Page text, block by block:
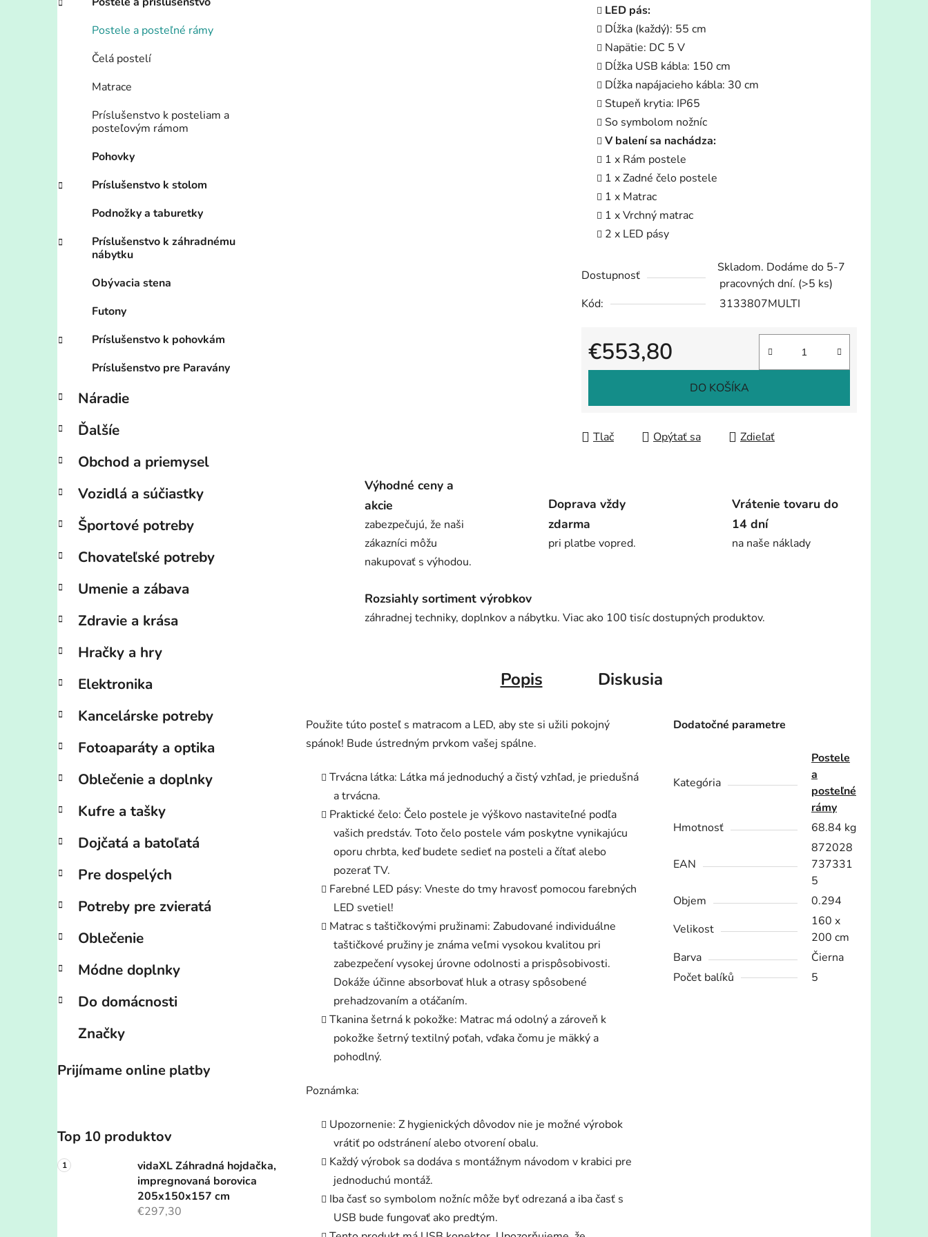
Postele a posteľné rámy
Čelá postelí
Matrace
Príslušenstvo k posteliam a
posteľovým rámom
Pohovky
Príslušenstvo k stolom
Podnožky a taburetky
Príslušenstvo k záhradnému
nábytku
Obývacia stena
Futony
Príslušenstvo k pohovkám
Príslušenstvo pre Paravány
Náradie
Ďalšíe
Obchod a priemysel
Vozidlá a súčiastky
Športové potreby
Chovateľské potreby
Umenie a zábava
Zdravie a krása
Hračky a hry
Elektronika
Kancelárske potreby
Fotoaparáty a optika
Oblečenie a doplnky
Kufre a tašky
Dojčatá a batoľatá
Pre dospelých
Potreby pre zvieratá
Oblečenie
Módne doplnky
Do domácnosti
Značky
Prijímame online platby
Top 10 produktov
vidaXL Záhradná hojdačka,
impregnovaná borovica
205x150x157 cm
€297,30
LED pás:
Dĺžka (každý): 55 cm
Napätie: DC 5 V
Dĺžka USB kábla: 150 cm
Dĺžka napájacieho kábla: 30 cm
Stupeň krytia: IP65
So symbolom nožníc
V balení sa nachádza:
1 x Rám postele
1 x Zadné čelo postele
1 x Matrac
1 x Vrchný matrac
2 x LED pásy
Dostupnosť
Skladom. Dodáme do 5-7
pracovných dní. (>5 ks)
Kód:
3133807MULTI
€553,80
Jednotková cena:
DO KOŠÍKA
Tlač Opýtať sa Zdieľať
Výhodné ceny a
akcie
zabezpečujú, že naši
zákazníci môžu
nakupovať s výhodou.
Doprava vždy
zdarma
pri platbe vopred.
Vrátenie tovaru do
14 dní
na naše náklady
Rozsiahly sortiment výrobkov
záhradnej techniky, doplnkov a nábytku. Viac ako 100 tisíc dostupných produktov.
Popis Diskusia
Použite túto posteľ s matracom a LED, aby ste si užili pokojný
spánok! Bude ústredným prvkom vašej spálne.
Trvácna látka: Látka má jednoduchý a čistý vzhľad, je priedušná
a trvácna.
Praktické čelo: Čelo postele je výškovo nastaviteľné podľa
vašich predstáv. Toto čelo postele vám poskytne vynikajúcu
oporu chrbta, keď budete sedieť na posteli a čítať alebo
pozerať TV.
Farebné LED pásy: Vneste do tmy hravosť pomocou farebných
LED svetiel!
Matrac s taštičkovými pružinami: Zabudované individuálne
taštičkové pružiny je známa veľmi vysokou kvalitou pri
zabezpečení vysokej úrovne odolnosti a prispôsobivosti.
Dokáže účinne absorbovať hluk a otrasy spôsobené
prehadzovaním a otáčaním.
Tkanina šetrná k pokožke: Matrac má odolný a zároveň k
pokožke šetrný textilný poťah, vďaka čomu je mäkký a
pohodlný.
Poznámka:
Upozornenie: Z hygienických dôvodov nie je možné výrobok
vrátiť po odstránení alebo otvorení obalu.
Každý výrobok sa dodáva s montážnym návodom v krabici pre
jednoduchú montáž.
Iba časť so symbolom nožníc môže byť odrezaná a iba časť s
USB bude fungovať ako predtým.
Dodatočné parametre
Kategória
Postele
a
posteľné
rámy
Hmotnosť
68.84 kg
EAN
872028
737331
5
Objem
0.294
Velikost
160 x
200 cm
Barva
Čierna
Počet balíků
5